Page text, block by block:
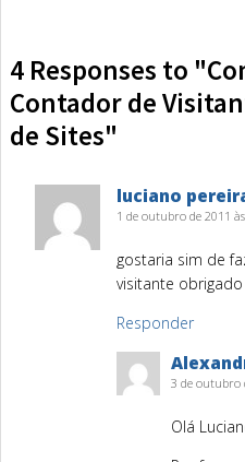
4 Responses to
Contador de
de Sites"
luciano
1 de outubro de 2011
gostaria sim de
visitante obrigado
Responder
3 de outubro
Olá